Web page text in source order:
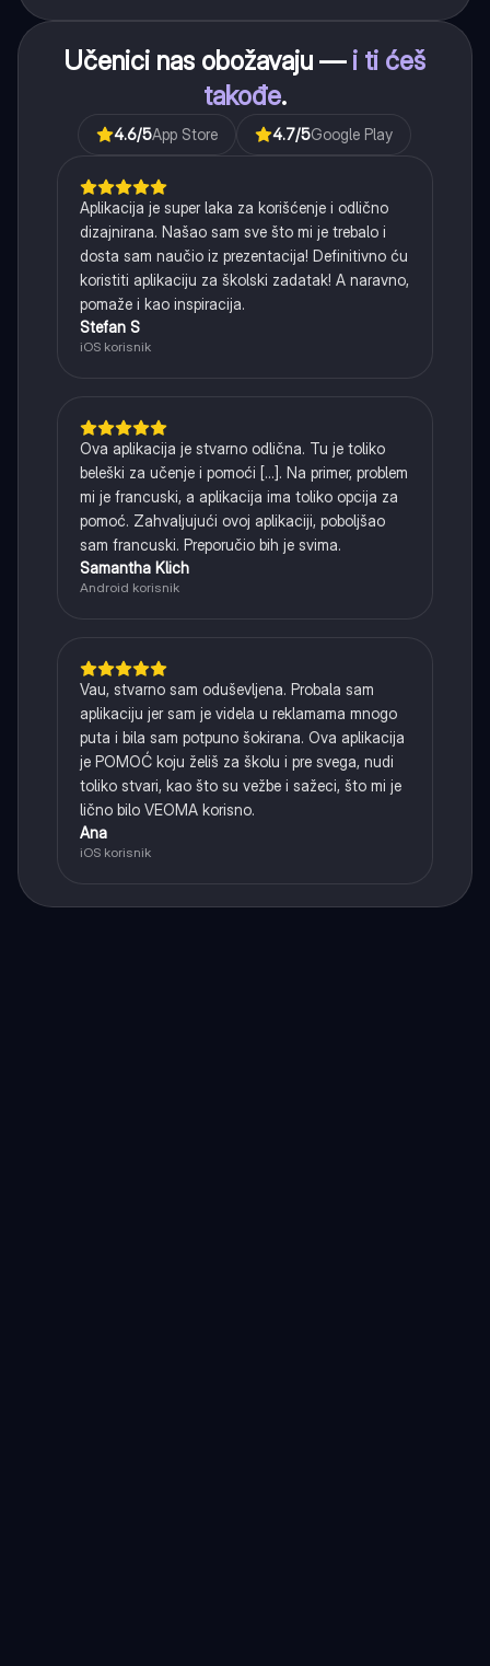
Učenici nas obožavaju — i ti ćeš
takođe.
4.6/5App Store 4.7/5Google Play
Aplikacija je super laka za korišćenje i odlično
dizajnirana. Našao sam sve što mi je trebalo i
dosta sam naučio iz prezentacija! Definitivno ću
koristiti aplikaciju za školski zadatak! A naravno,
pomaže i kao inspiracija.
Stefan S
iOS korisnik
Ova aplikacija je stvarno odlična. Tu je toliko
beleški za učenje i pomoći [...]. Na primer, problem
mi je francuski, a aplikacija ima toliko opcija za
pomoć. Zahvaljujući ovoj aplikaciji, poboljšao
sam francuski. Preporučio bih je svima.
Samantha Klich
Android korisnik
Vau, stvarno sam oduševljena. Probala sam
aplikaciju jer sam je videla u reklamama mnogo
puta i bila sam potpuno šokirana. Ova aplikacija
je POMOĆ koju želiš za školu i pre svega, nudi
toliko stvari, kao što su vežbe i sažeci, što mi je
lično bilo VEOMA korisno.
Ana
iOS korisnik